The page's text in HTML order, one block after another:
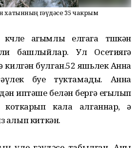
хатынның гәүдәсе 35 чакрым
көчле агымлы елгага төшкән
башлыйлар. Ул Осетиягә
килгән булган.52 яшьлек Анна
буе туктамады. Анна
иптәше белән бергә егылып
коткарып кала алганнар, ә
алып киткән.